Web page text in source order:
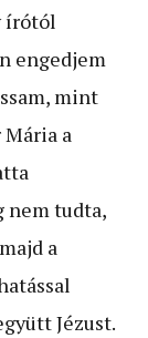
írótól
engedjem
mint
a
nem tudta,
a
Jézust.